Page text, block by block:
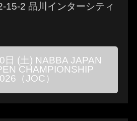
15-2 品川インターシティ
日 (土) NABBA JAPAN
CHAMPIONSHIP
（JOC）